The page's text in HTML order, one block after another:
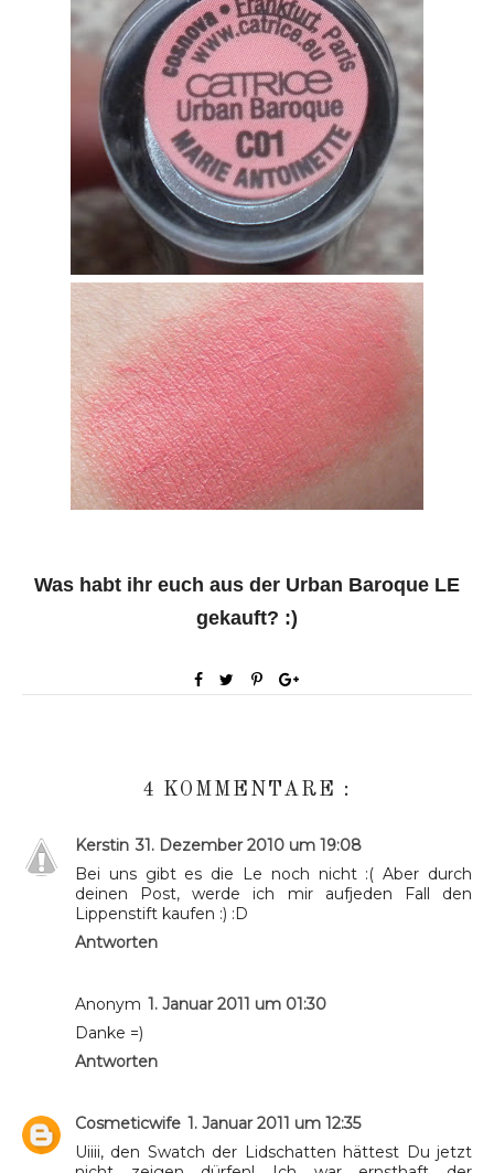
Was habt ihr euch aus der Urban Baroque LE
gekauft? :)
4 KOMMENTARE :
Kerstin 31. Dezember 2010 um 19:08
Bei uns gibt es die Le noch nicht :( Aber durch
deinen Post, werde ich mir aufjeden Fall den
Lippenstift kaufen :) :D
Antworten
Anonym 1. Januar 2011 um 01:30
Danke =)
Antworten
Cosmeticwife 1. Januar 2011 um 12:35
Uiiii, den Swatch der Lidschatten hättest Du jetzt